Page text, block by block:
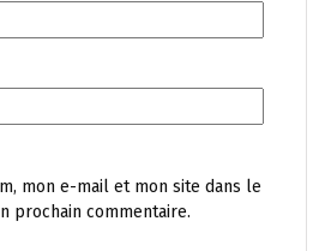
mon e-mail et mon site dans le
prochain commentaire.